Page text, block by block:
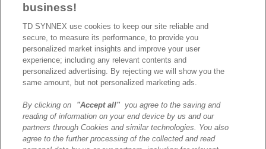
J’ai lu et j’accepte la
politique de confidentialité et
les conditions d’utilisation
business!
TD SYNNEX use cookies to keep our site reliable and
secure, to measure its performance, to provide you
personalized market insights and improve your user
experience; including any relevant contents and
personalized advertising. By rejecting we will show you the
same amount, but not personalized marketing ads.
By clicking on "Accept all"you agree to the saving and
reading of information on your end device by us and our
partners through Cookies and similar technologies. You also
agree to the further processing of the collected and read